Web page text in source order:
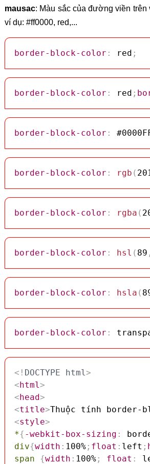
mausac: Màu sắc của đường viền
ví dụ: #ff0000, red,...
border-block-color : red ;
border-block-color : red ;
border-block-color :
border-block-color : rgb (
border-block-color : rgba (
border-block-color : hsl ( 89 ,
border-block-color : hsla (
border-block-color :
<! DOCTYPE html>
<html>
<head>
<title>Thuộc tính border-
<style>
*{ -webkit-box-sizing :
div{width : 100%; float : left ;
span
{width : 100%; float :